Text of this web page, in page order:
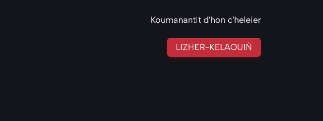
Koumanantit d'hon c'heleier
LIZHER-KELAOUIÑ